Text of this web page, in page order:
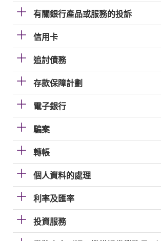
有關銀行產品或服務的投訴
信用卡
追討債務
存款保障計劃
電子銀行
騙案
轉帳
個人資料的處理
利率及匯率
投資服務